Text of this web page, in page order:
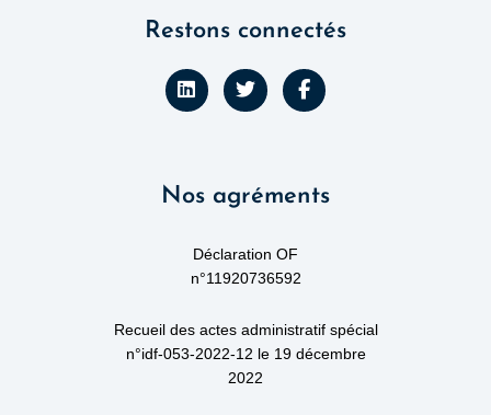
Restons connectés
L
i
n
i
T
w
i
r
F
a
c
o
Nos agréments
Déclaration OF
n°11920736592
Recueil des actes administratif spécial
n°idf-053-2022-12 le 19 décembre
2022